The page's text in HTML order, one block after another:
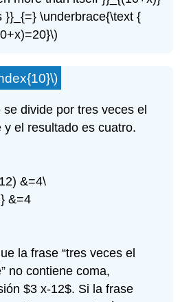
}}_{=} \underbrace{\text {
divide por tres veces el
el resultado es cuatro.
&=4\
&=4
la frase “tres veces el
no contiene coma,
$3 x-12$. Si la frase